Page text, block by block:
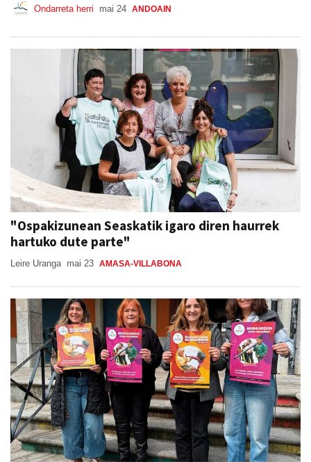
Ondarreta herri mai 24 ANDOAIN
"Ospakizunean Seaskatik igaro diren haurrek
hartuko dute parte"
Leire Uranga mai 23 AMASA-VILLABONA